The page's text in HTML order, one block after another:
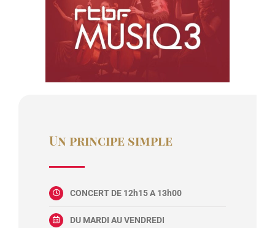
Un principe simple
CONCERT DE 12h15 A 13h00
DU MARDI AU VENDREDI